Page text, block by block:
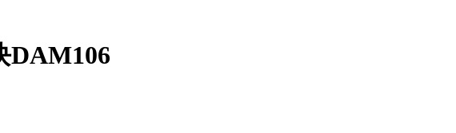
DAM106